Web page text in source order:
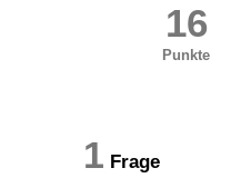
16
Punkte
1 Frage